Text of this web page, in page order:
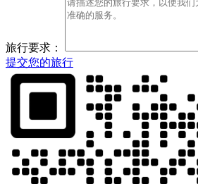
旅行要求：
提交您的旅行